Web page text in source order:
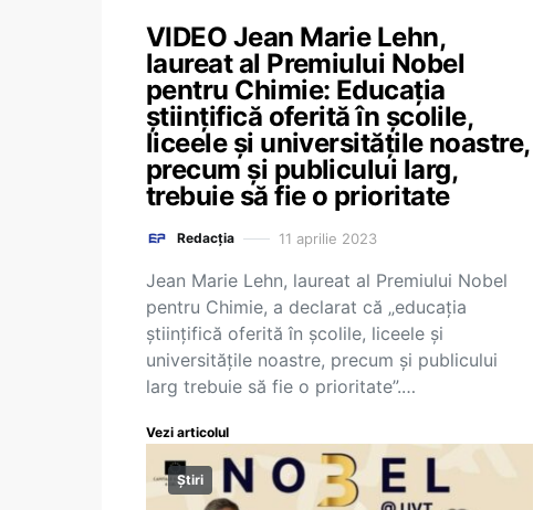
VIDEO Jean Marie Lehn,
laureat al Premiului Nobel
pentru Chimie: Educația
științifică oferită în școlile,
liceele și universitățile noastre,
precum și publicului larg,
trebuie să fie o prioritate
Redacția 11 aprilie 2023
Jean Marie Lehn, laureat al Premiului Nobel
pentru Chimie, a declarat că „educația
științifică oferită în școlile, liceele și
universitățile noastre, precum și publicului
larg trebuie să fie o prioritate”.…
Vezi articolul
Știri